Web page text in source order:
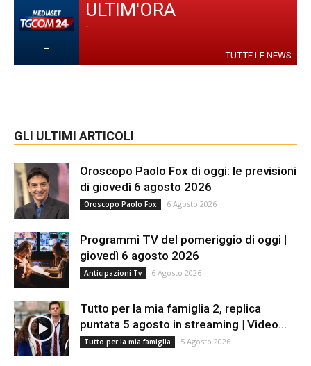
-
ULTIM'ORA
-
TUTTE LE NEWS
GLI ULTIMI ARTICOLI
Oroscopo Paolo Fox di oggi: le previsioni
di giovedì 6 agosto 2026
Oroscopo Paolo Fox 6 Agosto 2026
Programmi TV del pomeriggio di oggi |
giovedì 6 agosto 2026
Anticipazioni Tv 6 Agosto 2026
Tutto per la mia famiglia 2, replica
puntata 5 agosto in streaming | Video...
Tutto per la mia famiglia 5 Agosto 2026